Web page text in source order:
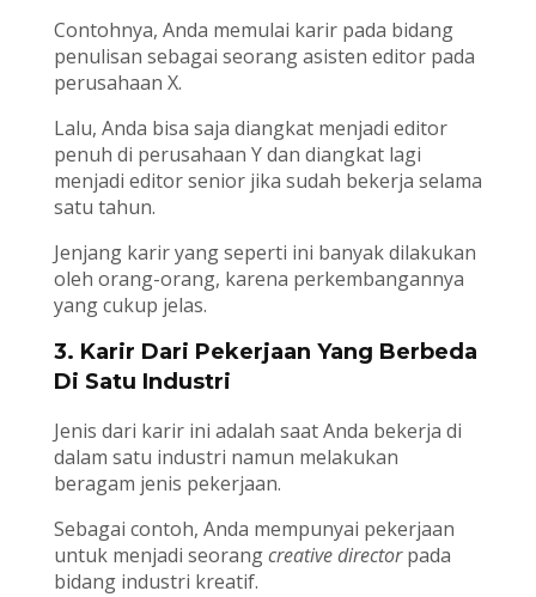
Contohnya, Anda memulai karir pada bidang
penulisan sebagai seorang asisten editor pada
perusahaan X.
Lalu, Anda bisa saja diangkat menjadi editor
penuh di perusahaan Y dan diangkat lagi
menjadi editor senior jika sudah bekerja selama
satu tahun.
Jenjang karir yang seperti ini banyak dilakukan
oleh orang-orang, karena perkembangannya
yang cukup jelas.
3. Karir Dari Pekerjaan Yang Berbeda
Di Satu Industri
Jenis dari karir ini adalah saat Anda bekerja di
dalam satu industri namun melakukan
beragam jenis pekerjaan.
Sebagai contoh, Anda mempunyai pekerjaan
untuk menjadi seorangcreative directorpada
bidang industri kreatif.